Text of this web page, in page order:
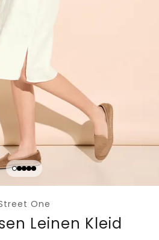
One
Leinen Kleid